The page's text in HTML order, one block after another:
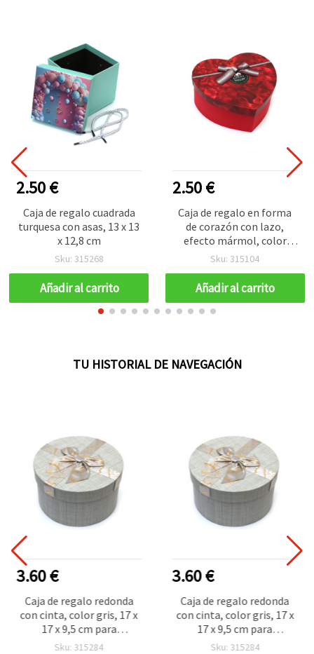
2.50 €
Caja de regalo cuadrada
turquesa con asas, 13 x 13
x 12,8 cm
Sku: 315268
Añadir al carrito
2.50 €
Caja de regalo en forma
de corazón con lazo,
efecto mármol, color
rojo, 18,5 x 17 x 7,5 cm
Sku: 315104
Añadir al carrito
TU HISTORIAL DE NAVEGACIÓN
3.60 €
Caja de regalo redonda
con cinta, color gris, 17 x
17 x 9,5 cm para
manualidades
Sku: 315284
3.60 €
Caja de regalo redonda
con cinta, color gris, 17 x
17 x 9,5 cm para
manualidades
Sku: 315284